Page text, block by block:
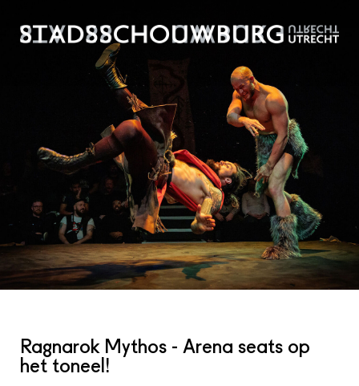
Ragnarok Mythos - Arena seats op
het toneel!